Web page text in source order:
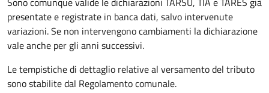
presentate e registrate in banca dati, salvo intervenute
variazioni. Se non intervengono cambiamenti la dichiarazione
vale anche per gli anni successivi.
Le tempistiche di dettaglio relative al versamento del tributo
sono stabilite dal Regolamento comunale.